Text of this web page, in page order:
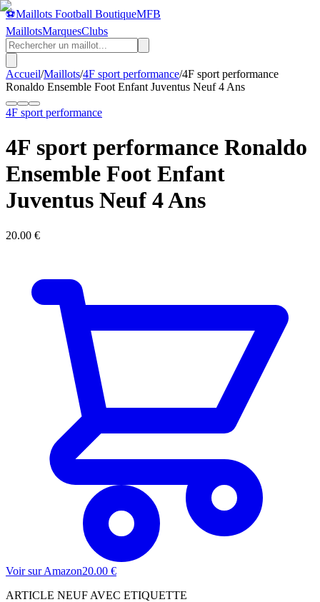
⚽Maillots Football BoutiqueMFB
MaillotsMarquesClubs
Accueil/Maillots/4F sport performance/4F sport performance
Ronaldo Ensemble Foot Enfant Juventus Neuf 4 Ans
4F sport performance
4F sport performance Ronaldo
Ensemble Foot Enfant
Juventus Neuf 4 Ans
20.00 €
Voir sur Amazon20.00 €
ARTICLE NEUF AVEC ETIQUETTE